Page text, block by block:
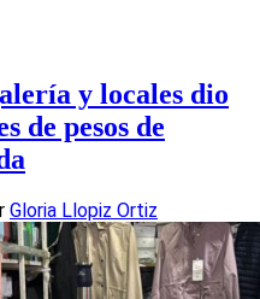
y locales dio
de pesos de
Gloria Llopiz Ortiz